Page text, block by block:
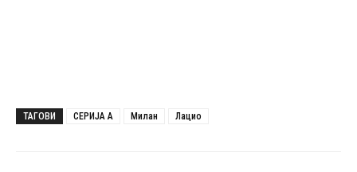
ТАГОВИ СЕРИЈА А Милан Лацио